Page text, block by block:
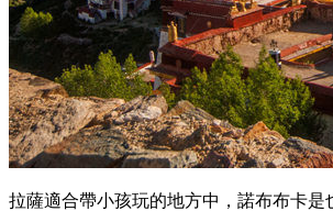
拉薩適合帶小孩玩的地方中，諾布布卡